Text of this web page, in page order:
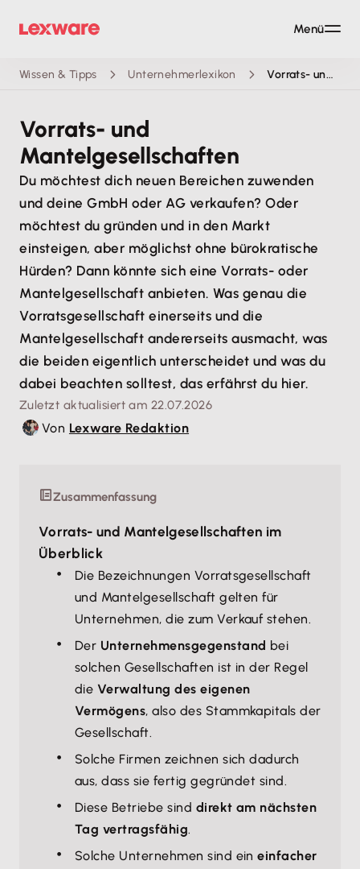
Wissen & Tipps Unternehmerlexikon Vorrats- und Mantelgesellschaften
Vorrats- und
Mantelgesellschaften
Du möchtest dich neuen Bereichen zuwenden
und deine GmbH oder AG verkaufen? Oder
möchtest du gründen und in den Markt
einsteigen, aber möglichst ohne bürokratische
Hürden? Dann könnte sich eine Vorrats- oder
Mantelgesellschaft anbieten. Was genau die
Vorratsgesellschaft einerseits und die
Mantelgesellschaft andererseits ausmacht, was
die beiden eigentlich unterscheidet und was du
dabei beachten solltest, das erfährst du hier.
Zuletzt aktualisiert am 22.07.2026
Von Lexware Redaktion
Zusammenfassung
Vorrats- und Mantelgesellschaften im
Überblick
Die Bezeichnungen Vorratsgesellschaft
und Mantelgesellschaft gelten für
Unternehmen, die zum Verkauf stehen.
Der Unternehmensgegenstand bei
solchen Gesellschaften ist in der Regel
die Verwaltung des eigenen
Vermögens, also des Stammkapitals der
Gesellschaft.
Solche Firmen zeichnen sich dadurch
aus, dass sie fertig gegründet sind.
Diese Betriebe sind direkt am nächsten
Tag vertragsfähig.
Solche Unternehmen sind eineinfacher
Menü